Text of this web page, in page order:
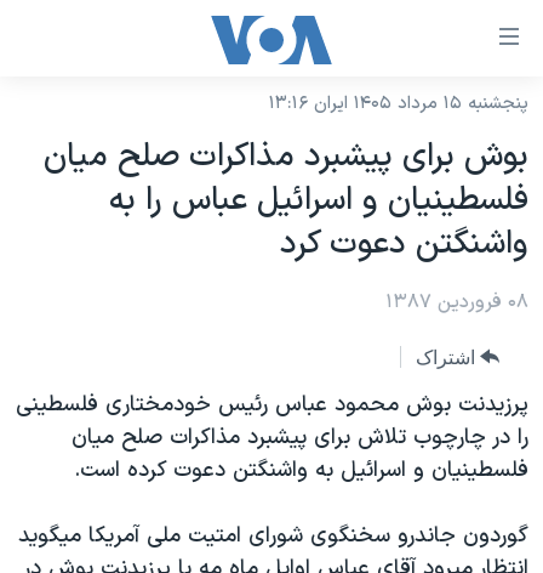
لینکهای
دسترسی
جهش
محتوای
اصلی
به
صفحه
جهش
به
جستجو
نسخه سبک وب‌سایت
موضوع ها
آمریکا
جهان
گزیده‌ها
ویژه برنامه‌ها
فرهنگ و زندگی
برنامه های تلویزیونی
جدول برنامه ها
صفحه‌های ویژه
جام جهانی ۲۰۲۶
عملیات خشم حماسی
۲۵۰سالگی آمریکا
بایگانی برنامه‌های تلویزیونی
مستندها
فرکانس‌های صدای آمریکا
پخش رادیویی
دنبال کنید
پنجشنبه ۱۵ مرداد ۱۴۰۵ ایران ۱۳:۱۶
بوش برای پيشبرد مذاکرات صلح ميان
فلسطينيان و اسرائيل عباس را به
واشنگتن دعوت کرد
۰۸ فروردین ۱۳۸۷
اشتراک
پرزيدنت بوش محمود عباس رئيس خودمختاری فلسطينی
را در چارچوب تلاش برای پيشبرد مذاکرات صلح ميان
فلسطينيان و اسرائيل به واشنگتن دعوت کرده است.
گوردون جاندرو سخنگوی شورای امتيت ملی آمريکا ميگويد